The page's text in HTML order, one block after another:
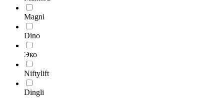
Magni
Dino
Эко
Niftylift
Dingli